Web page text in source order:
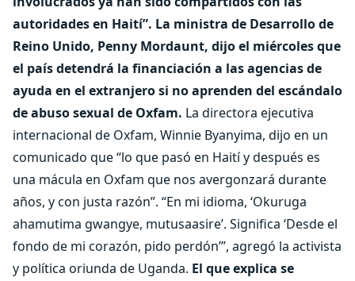
autoridades en Haití”. La ministra de Desarrollo de
Reino Unido, Penny Mordaunt, dijo el miércoles que
el país detendrá la financiación a las agencias de
ayuda en el extranjero si no aprenden del escándalo
de abuso sexual de Oxfam. La directora ejecutiva
internacional de Oxfam, Winnie Byanyima, dijo en un
comunicado que “lo que pasó en Haití y después es
una mácula en Oxfam que nos avergonzará durante
años, y con justa razón”. “En mi idioma, ‘Okuruga
ahamutima gwangye, mutusaasire’. Significa ‘Desde el
fondo de mi corazón, pido perdón’”, agregó la activista
y política oriunda de Uganda. El que explica se